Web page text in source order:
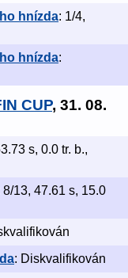
hnízda: 1/4,
hnízda:
CUP, 31. 08.
s, 0.0 tr. b.,
8/13, 47.61 s, 15.0
: Diskvalifikován